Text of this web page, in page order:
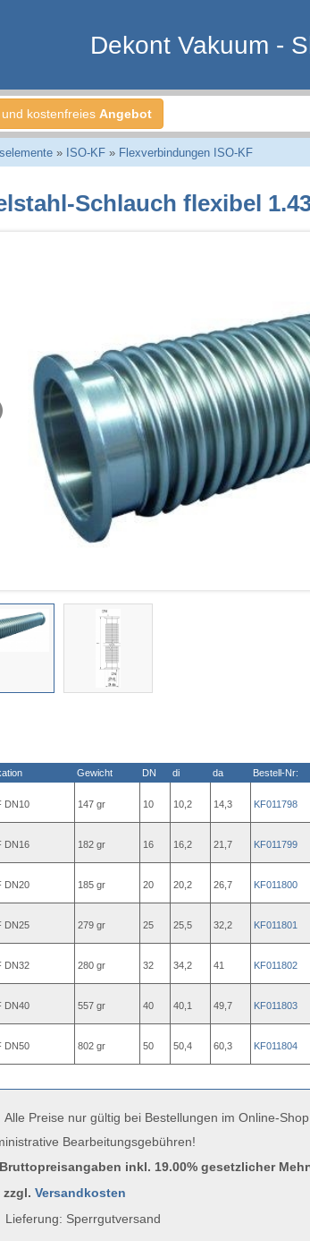
Dekont Vakuum -
kostenfreies Angebot
» ISO-KF» Flexverbindungen ISO-KF
Schlauch flexibel
Gewicht DN di da Bestell-Nr:
DN10 147 gr 10 10,2 14,3 KF011798
DN16 182 gr 16 16,2 21,7 KF011799
DN20 185 gr 20 20,2 26,7 KF011800
DN25 279 gr 25 25,5 32,2 KF011801
DN32 280 gr 32 34,2 41 KF011802
DN40 557 gr 40 40,1 49,7 KF011803
DN50 802 gr 50 50,4 60,3 KF011804
Alle Preise nur gültig bei Bestellungen im Online-
Bearbeitungsgebühren!
inkl. 19.00% gesetzlicher
zzgl.Versandkosten
Lieferung: Sperrgutversand